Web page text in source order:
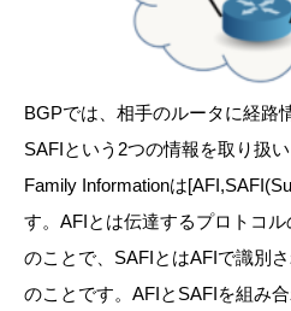
BGPでは、相手のルータに経路
SAFIという2つの情報を取り扱
Family Informationは
す。AFIとは伝達するプロトコ
のことで、SAFIとはAFIで識別
のことです。AFIとSAFIを組み